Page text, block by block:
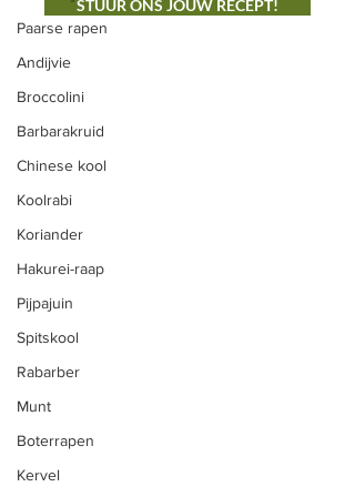
Paarse rapen
Andijvie
Broccolini
Barbarakruid
Chinese kool
Koolrabi
Koriander
Hakurei-raap
Pijpajuin
Spitskool
Rabarber
Munt
Boterrapen
Kervel
STUUR ONS JOUW RECEPT!
ONS AANBOD
Groenten
Vlees
Fruit
Zelfoogst
Zelfpluk
CSA Herk-de-Stad
Vleespakketten